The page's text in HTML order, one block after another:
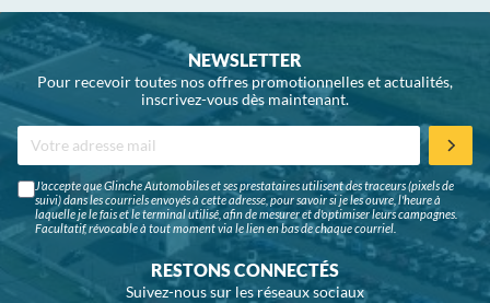
NEWSLETTER
Pour recevoir toutes nos offres promotionnelles et actualités,
inscrivez-vous dès maintenant.
J'accepte que Glinche Automobiles et ses prestataires utilisent des traceurs (pixels de
suivi) dans les courriels envoyés à cette adresse, pour savoir si je les ouvre, l'heure à
laquelle je le fais et le terminal utilisé, afin de mesurer et d'optimiser leurs campagnes.
Facultatif, révocable à tout moment via le lien en bas de chaque courriel.
RESTONS CONNECTÉS
Suivez-nous sur les réseaux sociaux